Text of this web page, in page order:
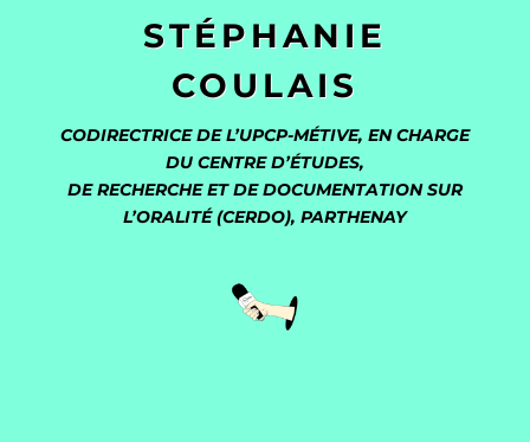
STÉPHANIE
COULAIS
CODIRECTRICE DE L’UPCP-MÉTIVE, EN CHARGE
DU CENTRE D’ÉTUDES,
DE RECHERCHE ET DE DOCUMENTATION SUR
L’ORALITÉ (CERDO), PARTHENAY